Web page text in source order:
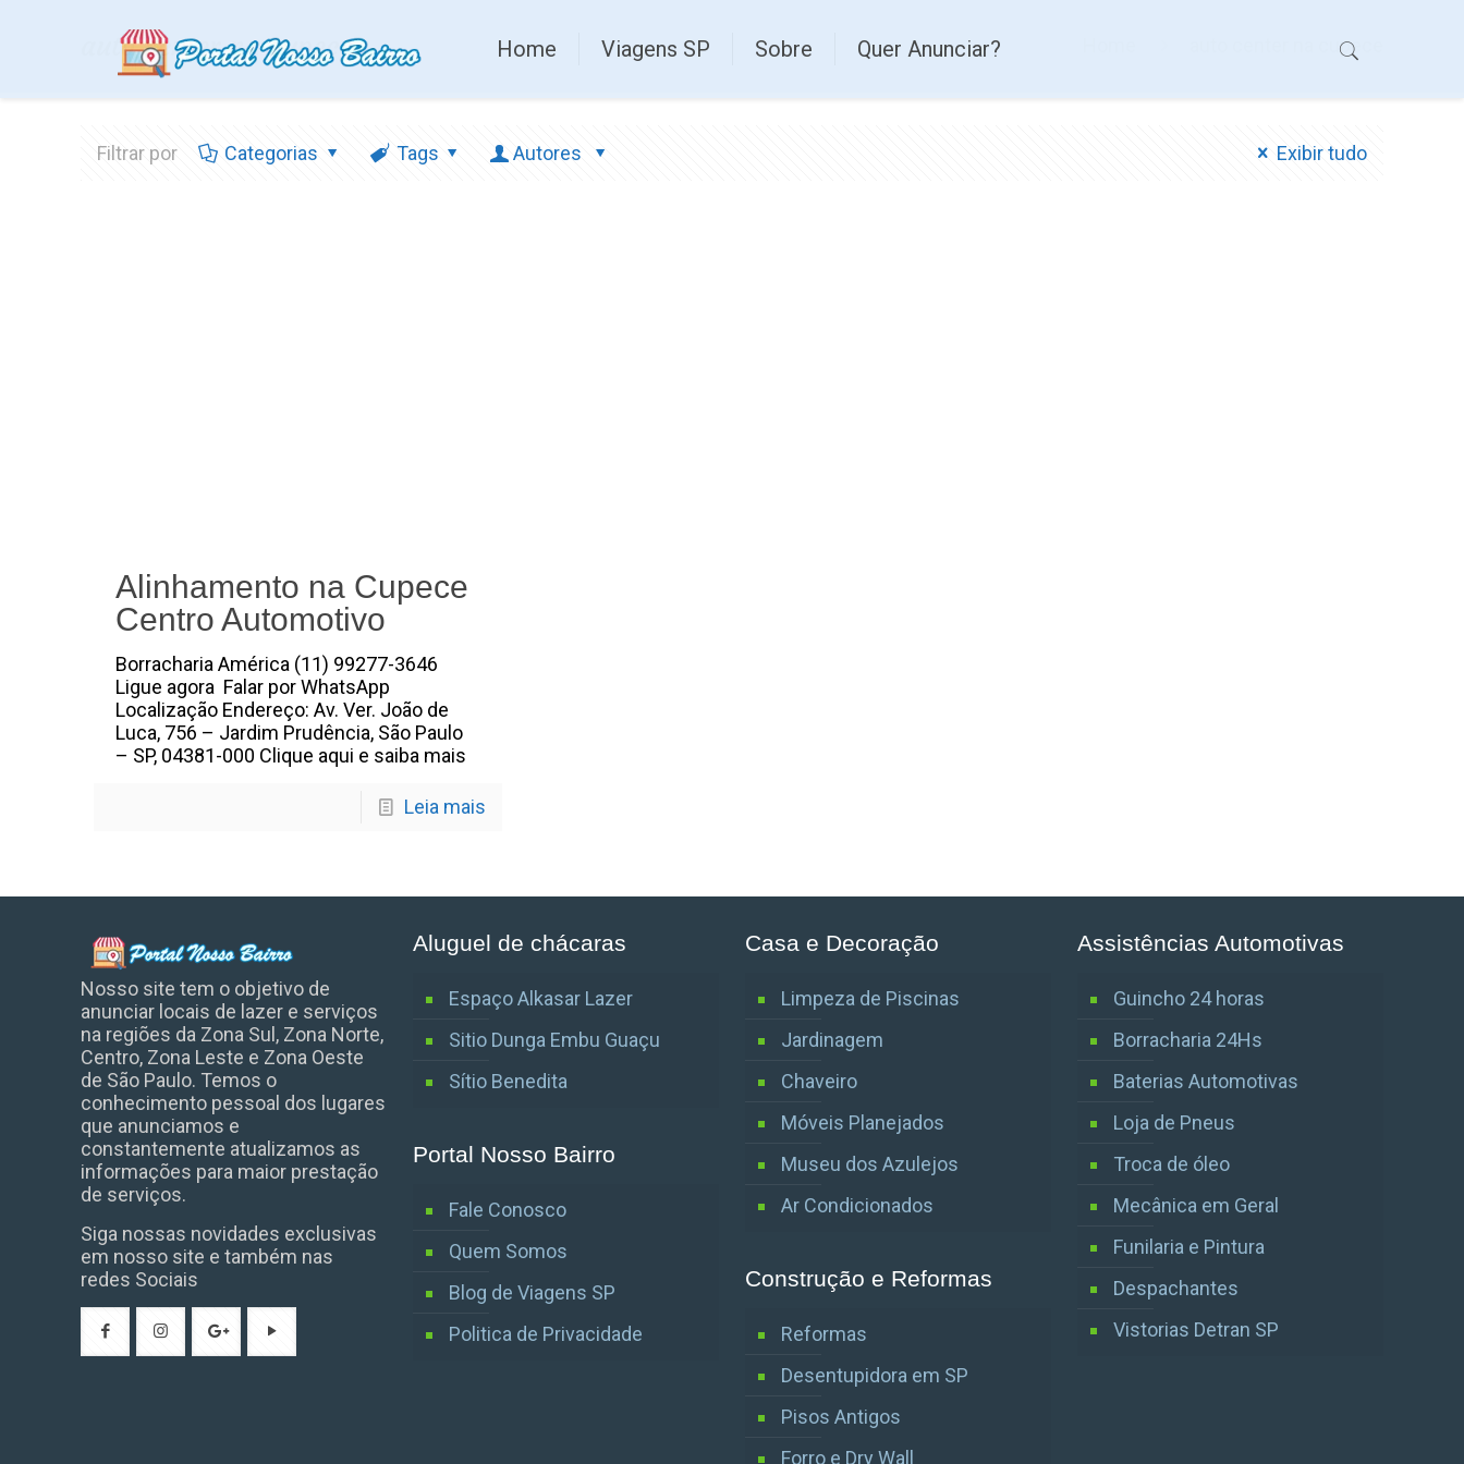
Home Viagens SP Sobre Quer Anunciar?
auto center na cupece auto center na cupece
Filtrar por Categorias Tags Autores Exibir tudo
Alinhamento na Cupece
Centro Automotivo
Borracharia América (11) 99277-3646
Ligue agora Falar por WhatsApp
Localização Endereço: Av. Ver. João de
Luca, 756 – Jardim Prudência, São Paulo
– SP, 04381-000 Clique aqui e saiba mais
Leia mais
Nosso site tem o objetivo de
anunciar locais de lazer e serviços
na regiões da Zona Sul, Zona Norte,
Centro, Zona Leste e Zona Oeste
de São Paulo. Temos o
conhecimento pessoal dos lugares
que anunciamos e
constantemente atualizamos as
informações para maior prestação
de serviços.
Siga nossas novidades exclusivas
em nosso site e também nas
redes Sociais
Aluguel de chácaras
Espaço Alkasar Lazer
Sitio Dunga Embu Guaçu
Sítio Benedita
Portal Nosso Bairro
Fale Conosco
Quem Somos
Blog de Viagens SP
Politica de Privacidade
Casa e Decoração
Limpeza de Piscinas
Jardinagem
Chaveiro
Móveis Planejados
Museu dos Azulejos
Ar Condicionados
Construção e Reformas
Reformas
Desentupidora em SP
Pisos Antigos
Forro e Dry Wall
Assistências Automotivas
Guincho 24 horas
Borracharia 24Hs
Baterias Automotivas
Loja de Pneus
Troca de óleo
Mecânica em Geral
Funilaria e Pintura
Despachantes
Vistorias Detran SP